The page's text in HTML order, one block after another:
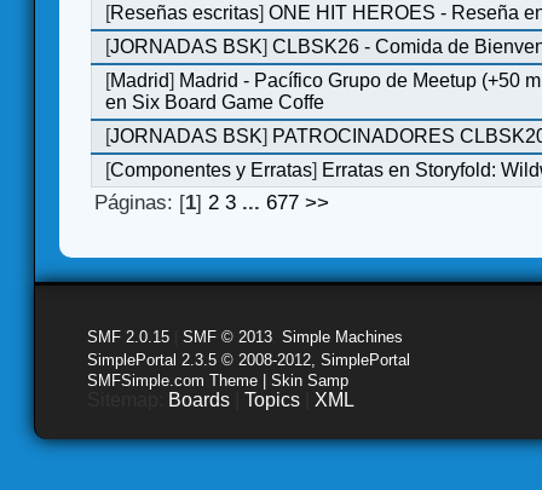
[Reseñas escritas]ONE HIT HEROES - Reseña
[JORNADAS BSK]CLBSK26 - Comida de
[Madrid] Madrid - Pacífico Grupo de Meetup (+50
en Six Board Game Coffe
[JORNADAS BSK] PATROCINADORES
[Componentes y Erratas] Erratas en Storyfold:
Páginas: [1]2 3 ...677 >>
SMF 2.0.15 SMF © 2013 Simple Machines
SimplePortal 2.3.5 © 2008-2012, SimplePortal
SMFSimple.com Theme | Skin Samp
Boards Topics XML